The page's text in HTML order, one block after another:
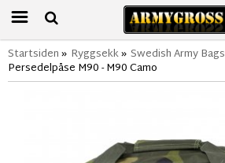
Startsiden» Ryggsekk» Swedish Army Bags
Persedelpåse M90 - M90 Camo